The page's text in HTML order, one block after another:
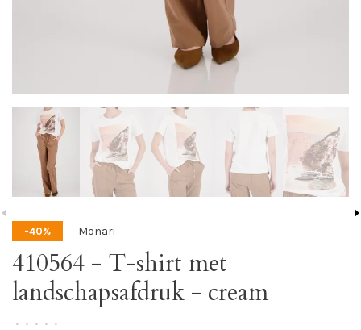
-40% Monari
410564 - T-shirt met
landschapsafdruk - cream
• • • • •